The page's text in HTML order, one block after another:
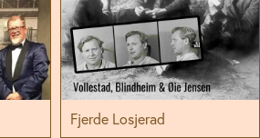
Fjerde Losjerad